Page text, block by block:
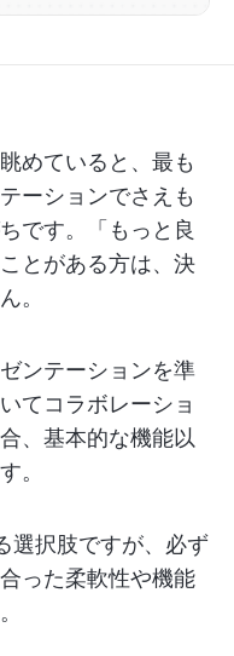
めていると、最も
ーションでさえも
です。「もっと良
とがある方は、決
。
ンテーションを準
てコラボレーショ
、基本的な機能以
。
選択肢ですが、必ず
った柔軟性や機能